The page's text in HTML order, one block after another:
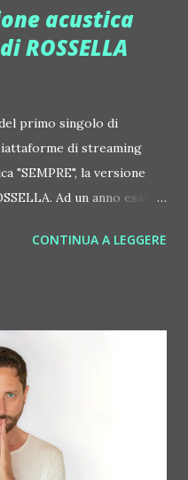
acustica
ROSSELLA
del primo singolo di
di streaming
"SEMPRE", la versione
Ad un anno esatto
il primo anniversario
presa diretta. In questa
produzione pop-rock
più nuda e profonda.
tre elementi —
ROSSELLA reinterpreta
dove il silenzio ha lo
CONTINUA A LEGGERE